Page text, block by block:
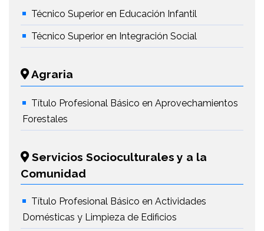
Técnico Superior en Educación Infantil
Técnico Superior en Integración Social
Agraria
Título Profesional Básico en Aprovechamientos
Forestales
Servicios Socioculturales y a la
Comunidad
Título Profesional Básico en Actividades
Domésticas y Limpieza de Edificios